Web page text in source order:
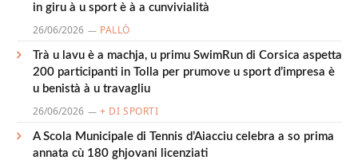
in giru à u sport è à a cunvivialità
26/06/2026 PALLÒ
Trà u lavu è a machja, u primu SwimRun di Corsica aspetta
200 participanti in Tolla per prumove u sport d’impresa è
u benistà à u travagliu
26/06/2026 + DI SPORTI
A Scola Municipale di Tennis d’Aiacciu celebra a so prima
annata cù 180 ghjovani licenziati